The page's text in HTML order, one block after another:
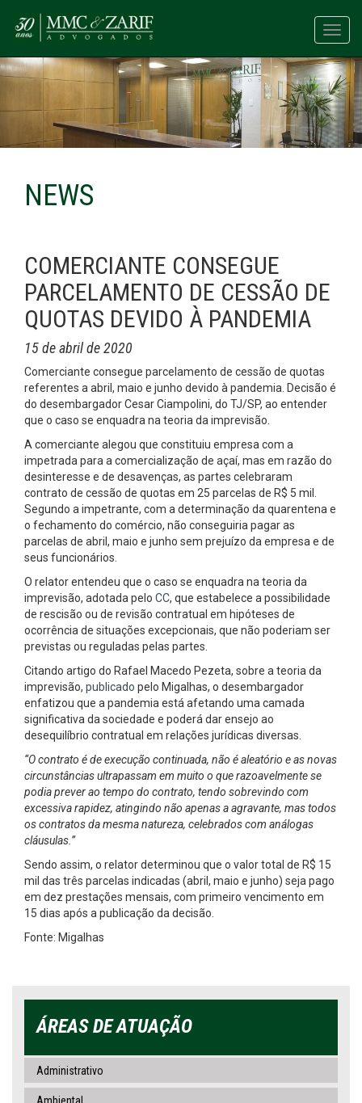
NEWS
COMERCIANTE CONSEGUE
PARCELAMENTO DE CESSÃO DE
QUOTAS DEVIDO À PANDEMIA
15 de abril de 2020
Comerciante consegue parcelamento de cessão de quotas
referentes a abril, maio e junho devido à pandemia. Decisão é
do desembargador Cesar Ciampolini, do TJ/SP, ao entender
que o caso se enquadra na teoria da imprevisão.
A comerciante alegou que constituiu empresa com a
impetrada para a comercialização de açaí, mas em razão do
desinteresse e de desavenças, as partes celebraram
contrato de cessão de quotas em 25 parcelas de R$ 5 mil.
Segundo a impetrante, com a determinação da quarentena e
o fechamento do comércio, não conseguiria pagar as
parcelas de abril, maio e junho sem prejuízo da empresa e de
seus funcionários.
O relator entendeu que o caso se enquadra na teoria da
imprevisão, adotada pelo CC, que estabelece a possibilidade
de rescisão ou de revisão contratual em hipóteses de
ocorrência de situações excepcionais, que não poderiam ser
previstas ou reguladas pelas partes.
Citando artigo do Rafael Macedo Pezeta, sobre a teoria da
imprevisão, publicado pelo Migalhas, o desembargador
enfatizou que a pandemia está afetando uma camada
significativa da sociedade e poderá dar ensejo ao
desequilíbrio contratual em relações jurídicas diversas.
“O contrato é de execução continuada, não é aleatório e as novas
circunstâncias ultrapassam em muito o que razoavelmente se
podia prever ao tempo do contrato, tendo sobrevindo com
excessiva rapidez, atingindo não apenas a agravante, mas todos
os contratos da mesma natureza, celebrados com análogas
cláusulas.”
Sendo assim, o relator determinou que o valor total de R$ 15
mil das três parcelas indicadas (abril, maio e junho) seja pago
em dez prestações mensais, com primeiro vencimento em
15 dias após a publicação da decisão.
Fonte: Migalhas
ÁREAS DE ATUAÇÃO
Administrativo